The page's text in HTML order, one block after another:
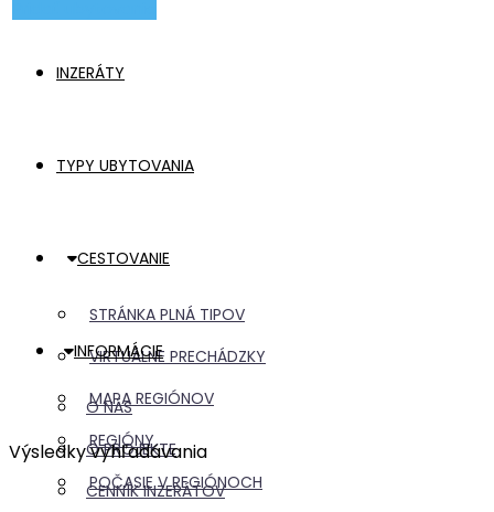
INZERÁTY
TYPY UBYTOVANIA
CESTOVANIE
STRÁNKA PLNÁ TIPOV
VIRTUÁLNE PRECHÁDZKY
MAPA REGIÓNOV
REGIÓNY
POČASIE V REGIÓNOCH
INFORMÁCIE
O NÁS
O PROJEKTE
CENNÍK INZERÁTOV
Výsledky vyhľadávania